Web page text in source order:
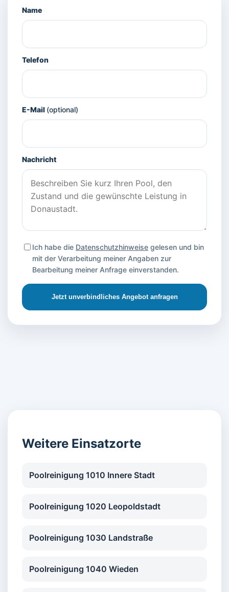
Name
Telefon
E-Mail (optional)
Nachricht
Ich habe die Datenschutzhinweise gelesen und bin
mit der Verarbeitung meiner Angaben zur
Bearbeitung meiner Anfrage einverstanden.
Jetzt unverbindliches Angebot anfragen
Weitere Einsatzorte
Poolreinigung 1010 Innere Stadt
Poolreinigung 1020 Leopoldstadt
Poolreinigung 1030 Landstraße
Poolreinigung 1040 Wieden